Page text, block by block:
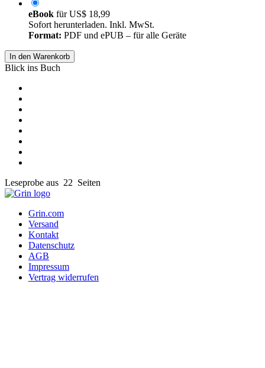
eBook fürUS$ 18,99
Sofort herunterladen. Inkl. MwSt.
Format: PDF und ePUB – für alle Geräte
In den Warenkorb
Blick ins Buch
Leseprobe aus 22 Seiten